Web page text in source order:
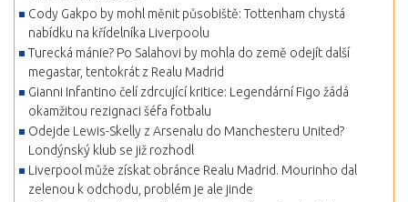
Cody Gakpo by mohl měnit působiště: Tottenham chystá
nabídku na křídelníka Liverpoolu
Turecká mánie? Po Salahovi by mohla do země odejít další
megastar, tentokrát z Realu Madrid
Gianni Infantino čelí zdrcující kritice: Legendární Figo žádá
okamžitou rezignaci šéfa fotbalu
Odejde Lewis-Skelly z Arsenalu do Manchesteru United?
Londýnský klub se již rozhodl
Liverpool může získat obránce Realu Madrid. Mourinho dal
zelenou k odchodu, problém je ale jinde